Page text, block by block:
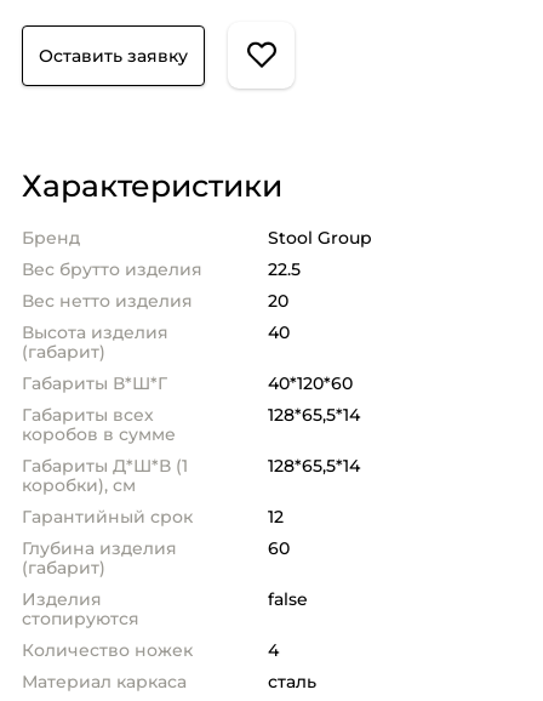
Оставить заявку
Характеристики
Бренд
Stool Group
Вес брутто изделия
22.5
Вес нетто изделия
20
Высота изделия
(габарит)
40
Габариты В*Ш*Г
40*120*60
Габариты всех
коробов в сумме
128*65,5*14
Габариты Д*Ш*В (1
коробки), см
128*65,5*14
Гарантийный срок
12
Глубина изделия
(габарит)
60
Изделия
стопируются
false
Количество ножек
4
Материал каркаса
сталь